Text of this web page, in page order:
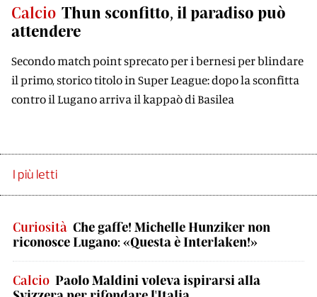
Calcio Thun sconfitto, il paradiso può
attendere
Secondo match point sprecato per i bernesi per blindare
il primo, storico titolo in Super League: dopo la sconfitta
contro il Lugano arriva il kappaò di Basilea
I più letti
Curiosità Che gaffe! Michelle Hunziker non
riconosce Lugano: «Questa è Interlaken!»
Calcio Paolo Maldini voleva ispirarsi alla